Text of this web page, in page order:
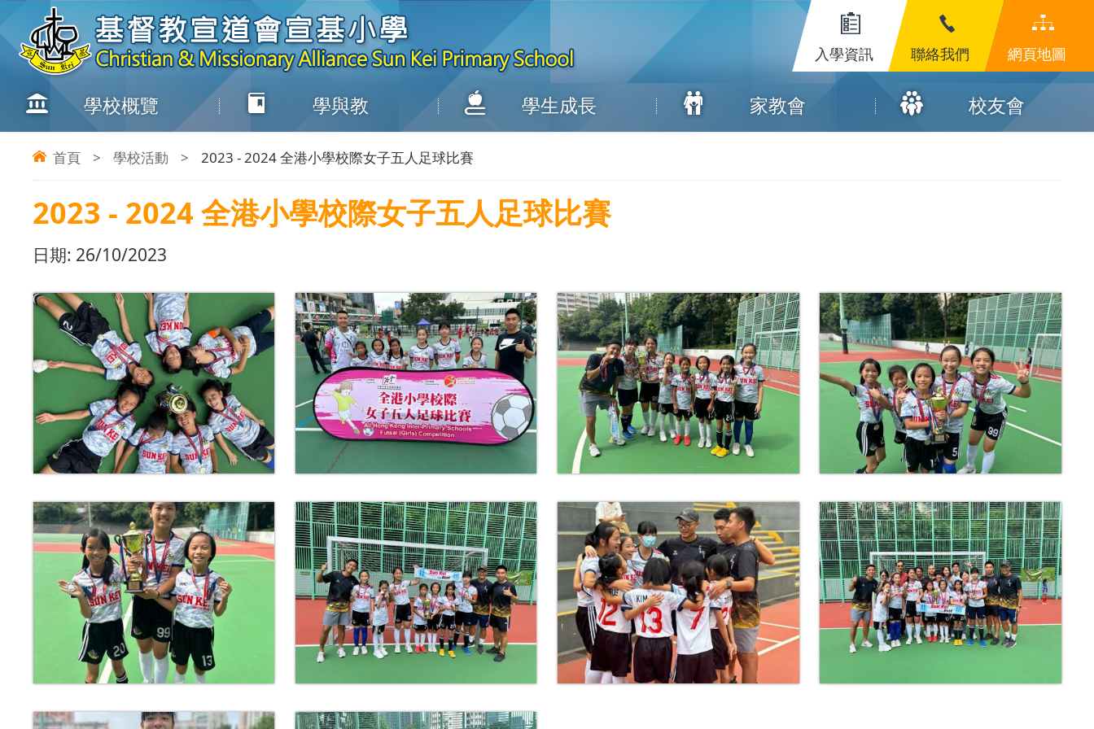
入學資訊 聯絡我們 網頁地圖
學校概覽 學與教 學生成長 家教會 校友會
首頁 > 學校活動 > 2023 - 2024 全港小學校際女子五人足球比賽
2023 - 2024 全港小學校際女子五人足球比賽
日期: 26/10/2023